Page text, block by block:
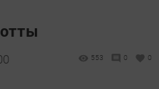
553 0 0